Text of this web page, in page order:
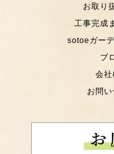
お取り
工事完成
sotoeガー
ブ
会社
お問